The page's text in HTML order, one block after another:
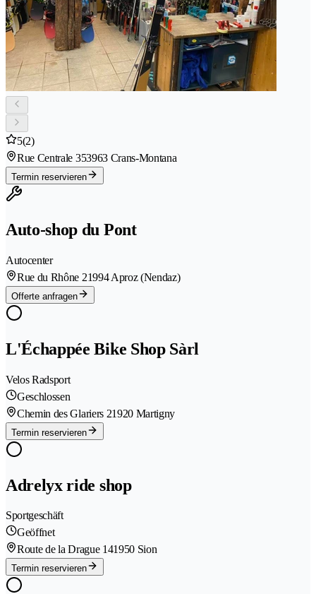
5(2)
Rue Centrale 353963 Crans-Montana
Termin reservieren
Auto-shop du Pont
Autocenter
Rue du Rhône 21994 Aproz (Nendaz)
Offerte anfragen
L'Échappée Bike Shop Sàrl
Velos Radsport
Geschlossen
Chemin des Glariers 21920 Martigny
Termin reservieren
Adrelyx ride shop
Sportgeschäft
Geöffnet
Route de la Drague 141950 Sion
Termin reservieren